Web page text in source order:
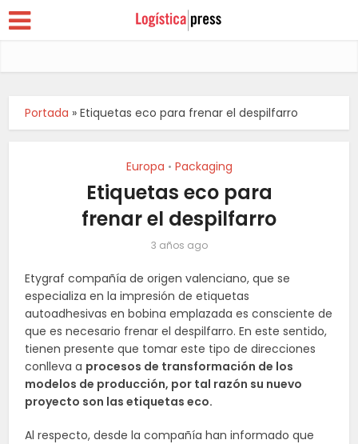
Portada »Etiquetas eco para frenar el despilfarro
Europa • Packaging
Etiquetas eco para
frenar el despilfarro
3 años ago
Etygraf compañía de origen valenciano, que se
especializa en la impresión de etiquetas
autoadhesivas en bobina emplazada es consciente de
que es necesario frenar el despilfarro. En este sentido,
tienen presente que tomar este tipo de direcciones
conlleva a procesos de transformación de los
modelos de producción, por tal razón su nuevo
proyecto son las etiquetas eco.
Al respecto, desde la compañía han informado que